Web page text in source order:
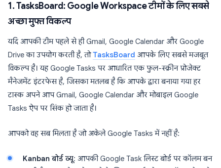
1. TasksBoard: Google Workspace टीमों के लिए सबसे
अच्छा मुफ्त विकल्प
यदि आपकी टीम पहले से ही Gmail, Google Calendar और Google
Drive का उपयोग करती है, तोTasksBoard आपके लिए सबसे मजबूत
विकल्प है। यह Google Tasks पर आधारित एक फुल-स्क्रीन प्रोजेक्ट
मैनेजमेंट इंटरफेस है, जिसका मतलब है कि आपके द्वारा बनाया गया हर
टास्क अपने आप Gmail, Google Calendar और मोबाइल Google
Tasks ऐप पर सिंक हो जाता है।
आपको वह सब मिलता है जो अकेले Google Tasks में नहीं है:
Kanban बोर्ड व्यू: आपकी Google Task लिस्ट बोर्ड पर कॉलम बन